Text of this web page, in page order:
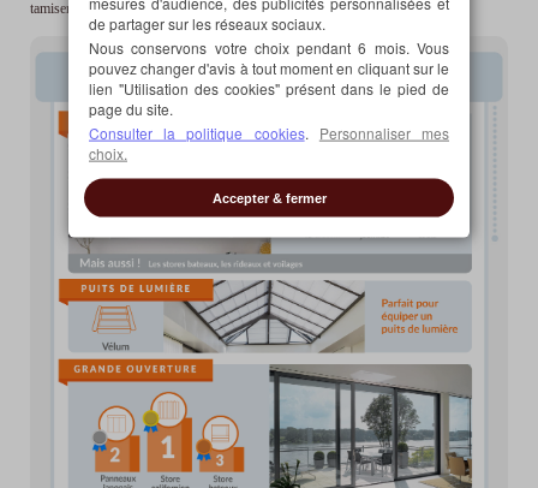
tamiser ou occulter cette ouverture.
de partager sur les réseaux sociaux.
Nous conservons votre choix pendant 6 mois. Vous
pouvez changer d'avis à tout moment en cliquant sur le
lien "Utilisation des cookies" présent dans le pied de
page du site.
Consulter la politique cookies. Personnaliser mes
choix.
Accepter & fermer